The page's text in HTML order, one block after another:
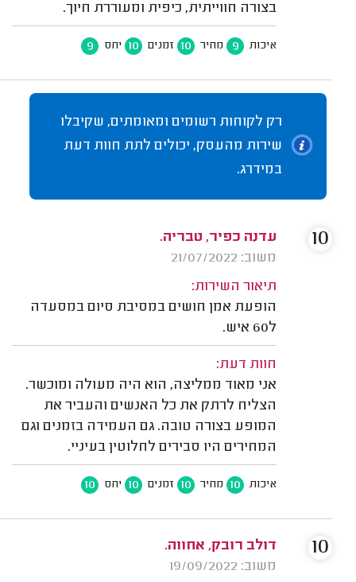
בצורה חווייתית, כיפית ומעוררת חיוך.
איכות 9 מחיר 10 זמנים 10 יחס 9
רק לקוחות רשומים ומאומתים, שקיבלו
שירות מהעסק, יכולים לתת חוות דעת
במידרג.
עדנה כפיר, טבריה.
משוב: 21/07/2022
תיאור השירות:
הופעת אמן חושים במסיבת סיום במסעדה
ל60 איש.
חוות דעת:
אני מאוד ממליצה, הוא היה מעולה ומוכשר.
הצליח לרתק את כל האנשים והעביר את
המופע בצורה טובה. גם העמידה בזמנים וגם
המחירים היו סבירים לחלוטין בעיניי.
איכות 10 מחיר 10 זמנים 10 יחס 10
10
דולב רובק, אחווה.
משוב: 19/09/2022
10